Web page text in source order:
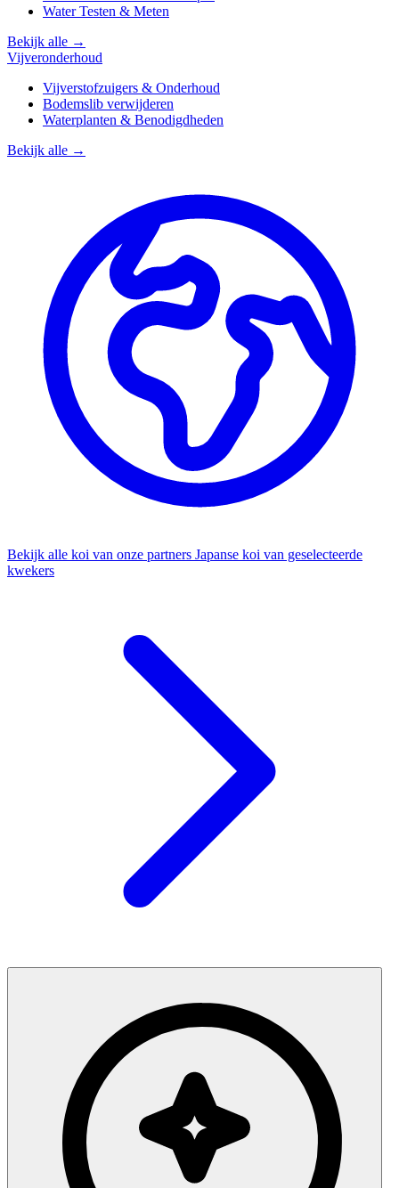
Water Testen & Meten
Bekijk alle →
Vijveronderhoud
Vijverstofzuigers & Onderhoud
Bodemslib verwijderen
Waterplanten & Benodigdheden
Bekijk alle →
Bekijk alle koi van onze partners Japanse koi van geselecteerde
kwekers